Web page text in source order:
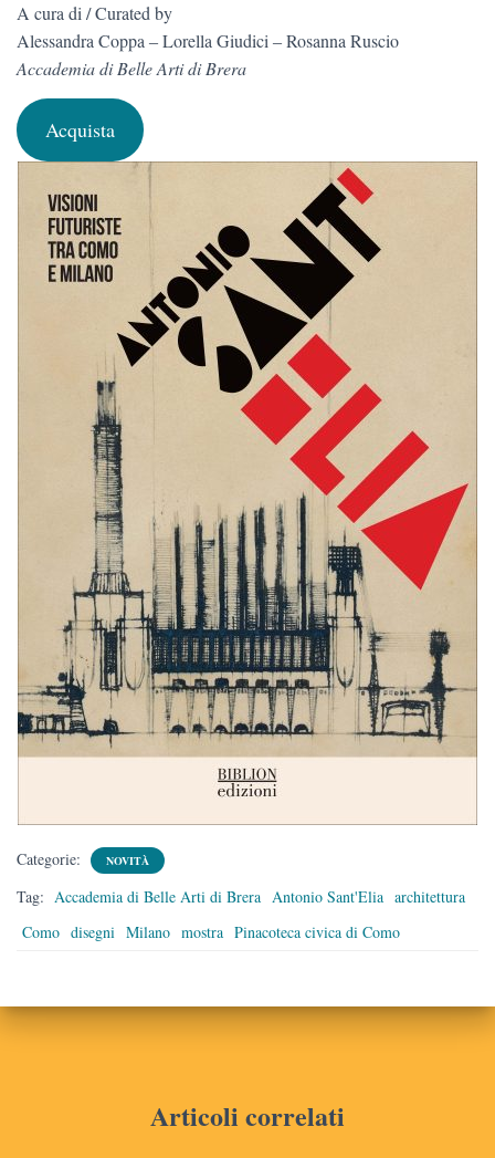
A cura di / Curated by
Alessandra Coppa ‒ Lorella Giudici ‒ Rosanna Ruscio
Accademia di Belle Arti di Brera
Acquista
Categorie: NOVITÀ
Tag: Accademia di Belle Arti di Brera Antonio Sant'Elia architettura
Como disegni Milano mostra Pinacoteca civica di Como
Articoli correlati